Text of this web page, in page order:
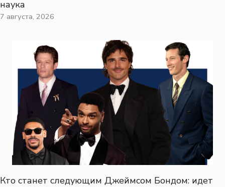
наука
7 августа, 2026
Кто станет следующим Джеймсом Бондом: идет